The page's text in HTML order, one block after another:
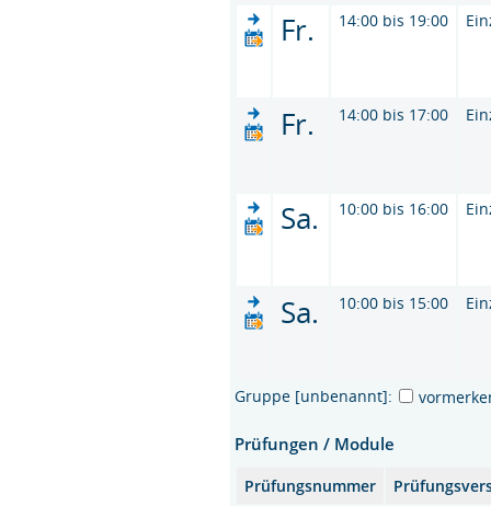
Fr. 14:00 bis 19:00
Fr. 14:00 bis 17:00
Sa. 10:00 bis 16:00
Sa. 10:00 bis 15:00
Gruppe [unbenannt]:
Prüfungen / Module
Prüfungsnummer